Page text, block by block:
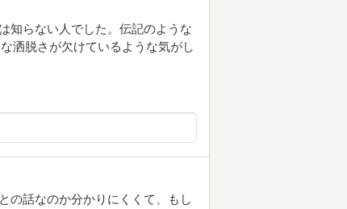
知らない人でした。伝記のような
洒脱さが欠けているような気がし
の話なのか分かりにくくて、もし